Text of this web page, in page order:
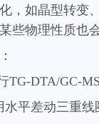
，如晶型转变
些物理性质也
TG-DTA/GC-
水平差动三重